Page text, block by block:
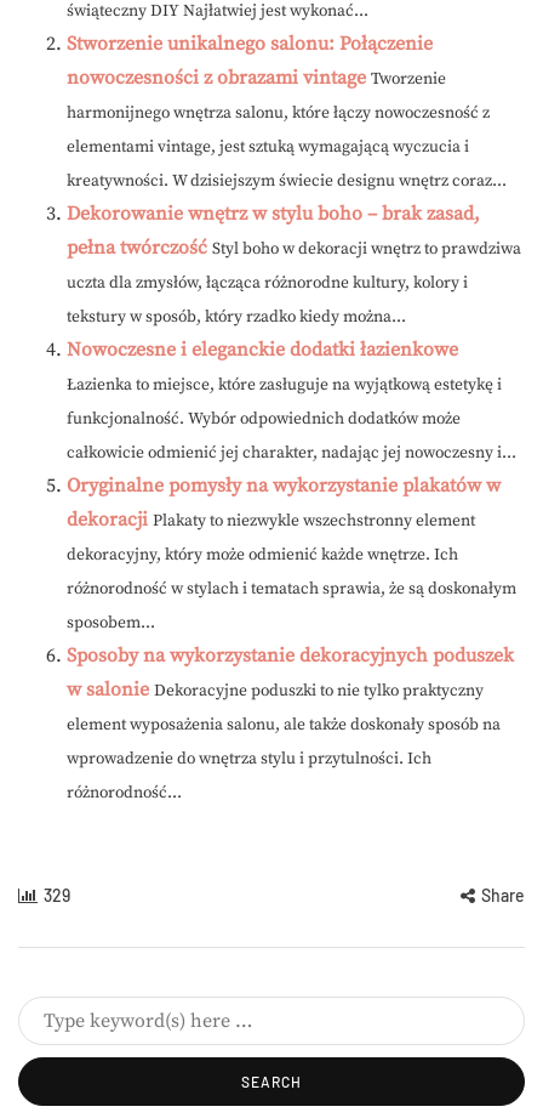
świąteczny DIY Najłatwiej jest wykonać...
Stworzenie unikalnego salonu: Połączenie
nowoczesności z obrazami vintage Tworzenie
harmonijnego wnętrza salonu, które łączy nowoczesność z
elementami vintage, jest sztuką wymagającą wyczucia i
kreatywności. W dzisiejszym świecie designu wnętrz coraz...
Dekorowanie wnętrz w stylu boho – brak zasad,
pełna twórczość Styl boho w dekoracji wnętrz to prawdziwa
uczta dla zmysłów, łącząca różnorodne kultury, kolory i
tekstury w sposób, który rzadko kiedy można...
Nowoczesne i eleganckie dodatki łazienkowe
Łazienka to miejsce, które zasługuje na wyjątkową estetykę i
funkcjonalność. Wybór odpowiednich dodatków może
całkowicie odmienić jej charakter, nadając jej nowoczesny i...
Oryginalne pomysły na wykorzystanie plakatów w
dekoracji Plakaty to niezwykle wszechstronny element
dekoracyjny, który może odmienić każde wnętrze. Ich
różnorodność w stylach i tematach sprawia, że są doskonałym
sposobem...
Sposoby na wykorzystanie dekoracyjnych poduszek
w salonie Dekoracyjne poduszki to nie tylko praktyczny
element wyposażenia salonu, ale także doskonały sposób na
wprowadzenie do wnętrza stylu i przytulności. Ich
różnorodność...
329 Share